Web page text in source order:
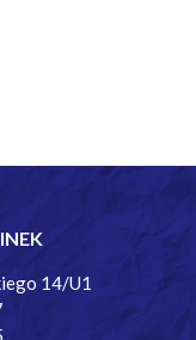
14/U1